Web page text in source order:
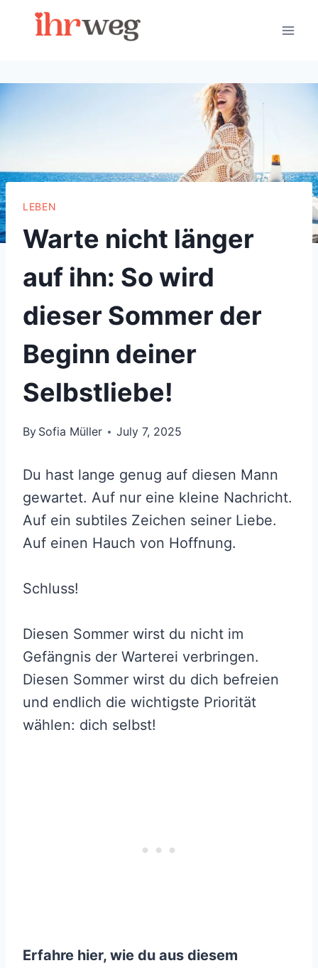
LEBEN
Warte nicht länger
auf ihn: So wird
dieser Sommer der
Beginn deiner
Selbstliebe!
By Sofia Müller July 7, 2025
Du hast lange genug auf diesen Mann
gewartet. Auf nur eine kleine Nachricht.
Auf ein subtiles Zeichen seiner Liebe.
Auf einen Hauch von Hoffnung.
Schluss!
Diesen Sommer wirst du nicht im
Gefängnis der Warterei verbringen.
Diesen Sommer wirst du dich befreien
und endlich die wichtigste Priorität
wählen: dich selbst!
Erfahre hier, wie du aus diesem